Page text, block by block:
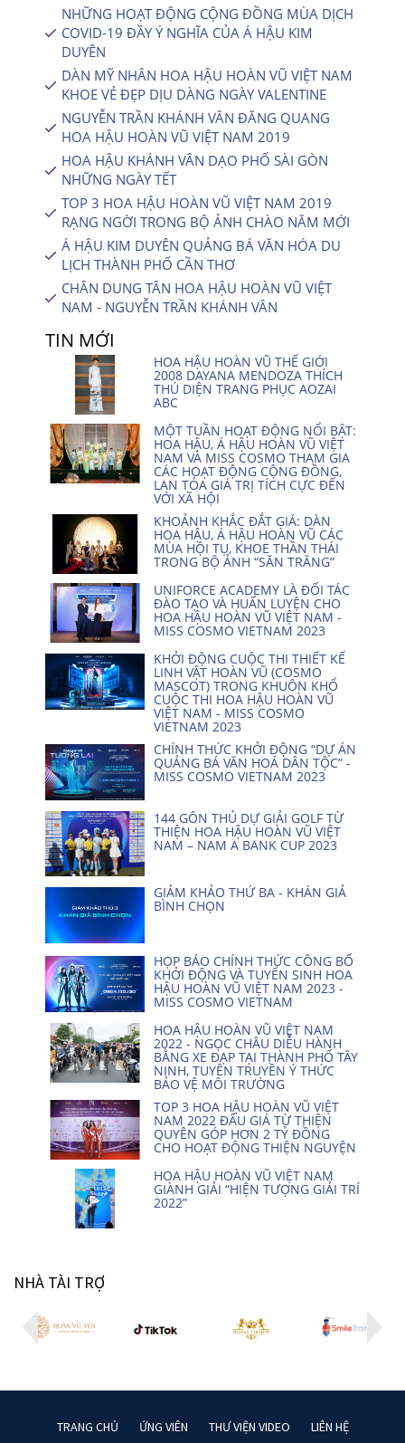
NHỮNG HOẠT ĐỘNG CỘNG ĐỒNG MÙA DỊCH
COVID-19 ĐẦY Ý NGHĨA CỦA Á HẬU KIM
DUYÊN
DÀN MỸ NHÂN HOA HẬU HOÀN VŨ VIỆT NAM
KHOE VẺ ĐẸP DỊU DÀNG NGÀY VALENTINE
NGUYỄN TRẦN KHÁNH VÂN ĐĂNG QUANG
HOA HẬU HOÀN VŨ VIỆT NAM 2019
HOA HẬU KHÁNH VÂN DẠO PHỐ SÀI GÒN
NHỮNG NGÀY TẾT
TOP 3 HOA HẬU HOÀN VŨ VIỆT NAM 2019
RẠNG NGỜI TRONG BỘ ẢNH CHÀO NĂM MỚI
Á HẬU KIM DUYÊN QUẢNG BÁ VĂN HÓA DU
LỊCH THÀNH PHỐ CẦN THƠ
CHÂN DUNG TÂN HOA HẬU HOÀN VŨ VIỆT
NAM - NGUYỄN TRẦN KHÁNH VÂN
TIN MỚI
HOA HẬU HOÀN VŨ THẾ GIỚI
2008 DAYANA MENDOZA THÍCH
THÚ DIỆN TRANG PHỤC AOZAI
ABC
MỘT TUẦN HOẠT ĐỘNG NỔI BẬT:
HOA HẬU, Á HẬU HOÀN VŨ VIỆT
NAM VÀ MISS COSMO THAM GIA
CÁC HOẠT ĐỘNG CỘNG ĐỒNG,
LAN TỎA GIÁ TRỊ TÍCH CỰC ĐẾN
VỚI XÃ HỘI
KHOẢNH KHẮC ĐẮT GIÁ: DÀN
HOA HẬU, Á HẬU HOÀN VŨ CÁC
MÙA HỘI TỤ, KHOE THẦN THÁI
TRONG BỘ ẢNH “SĂN TRĂNG”
UNIFORCE ACADEMY LÀ ĐỐI TÁC
ĐÀO TẠO VÀ HUẤN LUYỆN CHO
HOA HẬU HOÀN VŨ VIỆT NAM -
MISS COSMO VIETNAM 2023
KHỞI ĐỘNG CUỘC THI THIẾT KẾ
LINH VẬT HOÀN VŨ (COSMO
MASCOT) TRONG KHUÔN KHỔ
CUỘC THI HOA HẬU HOÀN VŨ
VIỆT NAM - MISS COSMO
VIETNAM 2023
CHÍNH THỨC KHỞI ĐỘNG “DỰ ÁN
QUẢNG BÁ VĂN HOÁ DÂN TỘC” -
MISS COSMO VIETNAM 2023
144 GÔN THỦ DỰ GIẢI GOLF TỪ
THIỆN HOA HẬU HOÀN VŨ VIỆT
NAM – NAM A BANK CUP 2023
GIẢM KHẢO THỨ BA - KHÁN GIẢ
BÌNH CHỌN
HỌP BÁO CHÍNH THỨC CÔNG BỐ
KHỞI ĐỘNG VÀ TUYỂN SINH HOA
HẬU HOÀN VŨ VIỆT NAM 2023 -
MISS COSMO VIETNAM
HOA HẬU HOÀN VŨ VIỆT NAM
2022 - NGỌC CHÂU DIỄU HÀNH
BẰNG XE ĐẠP TẠI THÀNH PHỐ TÂY
NINH, TUYÊN TRUYỀN Ý THỨC
BẢO VỆ MÔI TRƯỜNG
TOP 3 HOA HẬU HOÀN VŨ VIỆT
NAM 2022 ĐẤU GIÁ TỪ THIỆN
QUYÊN GÓP HƠN 2 TỶ ĐỒNG
CHO HOẠT ĐỘNG THIỆN NGUYỆN
HOA HẬU HOÀN VŨ VIỆT NAM
GIÀNH GIẢI “HIỆN TƯỢNG GIẢI TRÍ
2022”
NHÀ TÀI TRỢ
TRANG CHỦ ỨNG VIÊN THƯ VIỆN VIDEO LIÊN HỆ